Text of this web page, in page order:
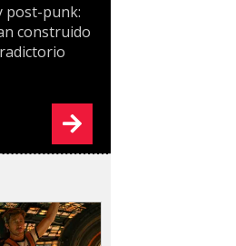
post-punk:
construido